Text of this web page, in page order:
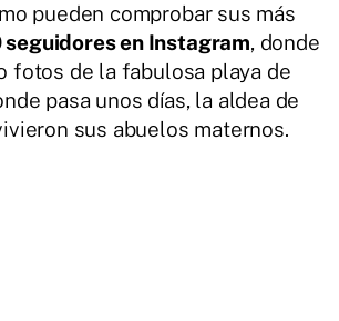
pueden comprobar sus más
en Instagram, donde
fotos de la fabulosa playa de
pasa unos días, la aldea de
sus abuelos maternos.